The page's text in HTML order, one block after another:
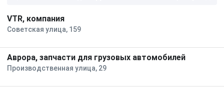
VTR, компания
Советская улица, 159
Аврора, запчасти для грузовых автомобилей
Производственная улица, 29